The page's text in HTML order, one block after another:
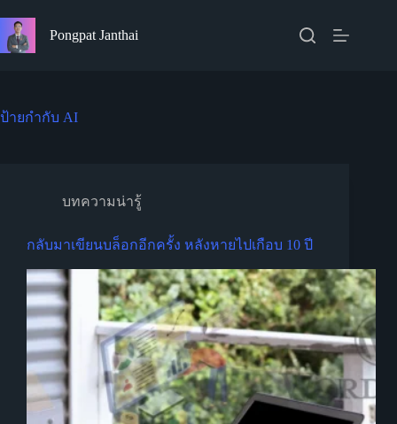
to
content
Pongpat Janthai
ป้ายกำกับ AI
บทความน่ารู้
กลับมาเขียนบล็อกอีกครั้ง หลังหายไปเกือบ 10 ปี